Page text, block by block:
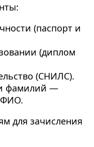
(паспорт и
(диплом
(СНИЛС).
фамилий —
ФИО.
для зачисления